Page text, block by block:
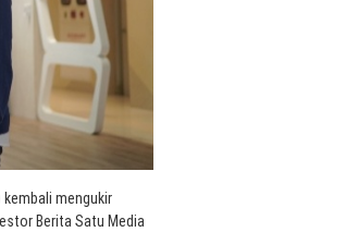
kembali mengukir
Berita Satu Media